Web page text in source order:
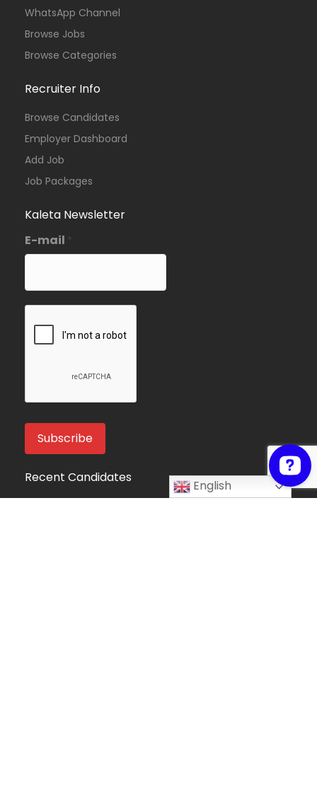
WhatsApp Channel
Browse Jobs
Browse Categories
Recruiter Info
Browse Candidates
Employer Dashboard
Add Job
Job Packages
Kaleta Newsletter
E-mail *
Recent Candidates
English